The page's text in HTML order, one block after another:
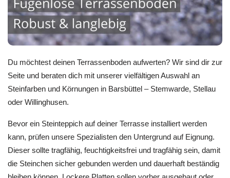
Du möchtest deinen Terrassenboden aufwerten? Wir sind dir zur
Seite und beraten dich mit unserer vielfältigen Auswahl an
Steinfarben und Körnungen in Barsbüttel – Stemwarde, Stellau
oder Willinghusen.
Bevor ein Steinteppich auf deiner Terrasse installiert werden
kann, prüfen unsere Spezialisten den Untergrund auf Eignung.
Dieser sollte tragfähig, feuchtigkeitsfrei und tragfähig sein, damit
die Steinchen sicher gebunden werden und dauerhaft beständig